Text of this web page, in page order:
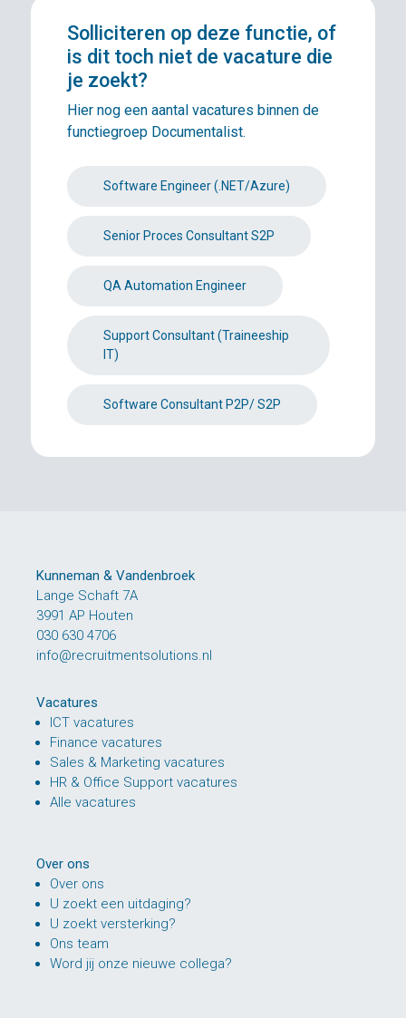
Solliciteren op deze functie, of
is dit toch niet de vacature die
je zoekt?
Hier nog een aantal vacatures binnen de
functiegroep Documentalist.
Software Engineer (.NET/Azure)
Senior Proces Consultant S2P
QA Automation Engineer
Support Consultant (Traineeship
IT)
Software Consultant P2P/ S2P
Kunneman & Vandenbroek
Lange Schaft 7A
3991 AP Houten
030 630 4706
info@recruitmentsolutions.nl
Vacatures
ICT vacatures
Finance vacatures
Sales & Marketing vacatures
HR & Office Support vacatures
Alle vacatures
Over ons
Over ons
U zoekt een uitdaging?
U zoekt versterking?
Ons team
Word jij onze nieuwe collega?